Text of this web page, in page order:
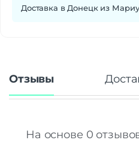
Доставка в Донецк из
Отзывы
На основе 0